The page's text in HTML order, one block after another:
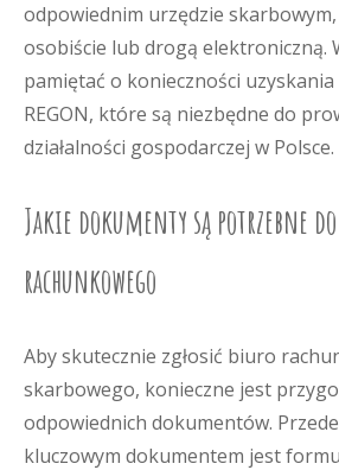
odpowiednim urzędzie
osobiście lub drogą elektroniczną.
pamiętać o konieczności
REGON, które są niezbędne do
działalności gospodarczej w Polsce.
Jakie dokumenty są potrzebne
rachunkowego
Aby skutecznie zgłosić biuro
skarbowego, konieczne jest
odpowiednich dokumentów.
kluczowym dokumentem jest